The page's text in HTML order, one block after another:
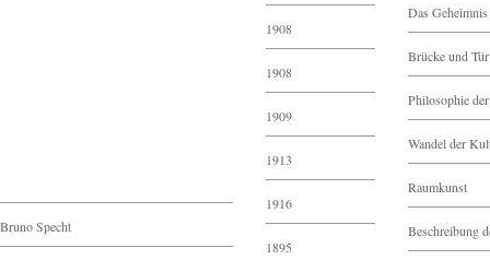
Bruno Specht
1908
1908
1909
1913
1916
1895
Das
Brücke und Tür
Philosophie
Wandel der
Raumkunst
Beschreibung